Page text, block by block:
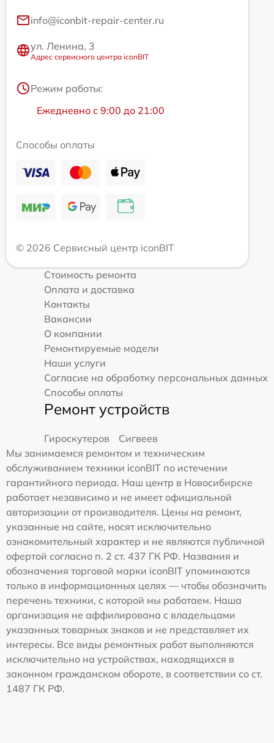
info@iconbit-repair-center.ru
ул. Ленина, 3
Адрес сервисного центра iconBIT
Режим работы:
Ежедневно с 9:00 до 21:00
Способы оплаты
© 2026 Сервисный центр iconBIT
Стоимость ремонта
Оплата и доставка
Контакты
Вакансии
О компании
Ремонтируемые модели
Наши услуги
Согласие на обработку персональных данных
Способы оплаты
Ремонт устройств
Гироскутеров
Сигвеев
Мы занимаемся ремонтом и техническим
обслуживанием техники iconBIT по истечении
гарантийного периода. Наш центр в Новосибирске
работает независимо и не имеет официальной
авторизации от производителя. Цены на ремонт,
указанные на сайте, носят исключительно
ознакомительный характер и не являются публичной
офертой согласно п. 2 ст. 437 ГК РФ. Названия и
обозначения торговой марки iconBIT упоминаются
только в информационных целях — чтобы обозначить
перечень техники, с которой мы работаем. Наша
организация не аффилирована с владельцами
указанных товарных знаков и не представляет их
интересы. Все виды ремонтных работ выполняются
исключительно на устройствах, находящихся в
законном гражданском обороте, в соответствии со ст.
1487 ГК РФ.